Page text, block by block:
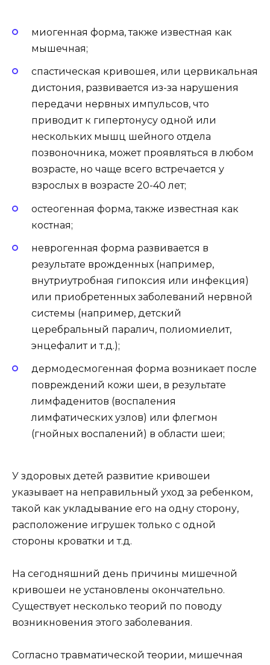
миогенная форма, также известная как
мышечная;
спастическая кривошея, или цервикальная
дистония, развивается из-за нарушения
передачи нервных импульсов, что
приводит к гипертонусу одной или
нескольких мышц шейного отдела
позвоночника, может проявляться в любом
возрасте, но чаще всего встречается у
взрослых в возрасте 20-40 лет;
остеогенная форма, также известная как
костная;
неврогенная форма развивается в
результате врожденных (например,
внутриутробная гипоксия или инфекция)
или приобретенных заболеваний нервной
системы (например, детский
церебральный паралич, полиомиелит,
энцефалит и т.д.);
дермодесмогенная форма возникает после
повреждений кожи шеи, в результате
лимфаденитов (воспаления
лимфатических узлов) или флегмон
(гнойных воспалений) в области шеи;
У здоровых детей развитие кривошеи
указывает на неправильный уход за ребенком,
такой как укладывание его на одну сторону,
расположение игрушек только с одной
стороны кроватки и т.д.
На сегодняшний день причины мишечной
кривошеи не установлены окончательно.
Существует несколько теорий по поводу
возникновения этого заболевания.
Согласно травматической теории, мишечная